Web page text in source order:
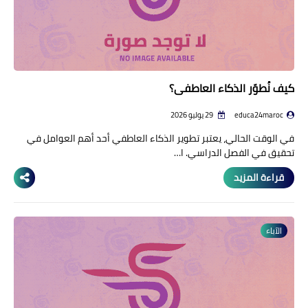
وثائق تربوية
الشؤون الاجتماعية لأسرة
التعليم
كيف نُطوّر الذكاء العاطفي؟
educa24maroc
في الوقت الحالي، يعتبر تطوير الذكاء العاطفي أحد أهم العوامل في
تحقيق في الفصل الدراسي. ا…
قراءة المزيد
الآباء